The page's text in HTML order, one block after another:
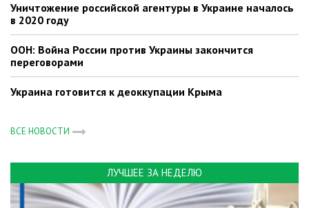
Уничтожение российской агентуры в Украине началось
в 2020 году
ООН: Война России против Украины закончится
переговорами
Украина готовится к деоккупации Крыма
ВСЕ НОВОСТИ
ЛУЧШЕЕ ЗА НЕДЕЛЮ